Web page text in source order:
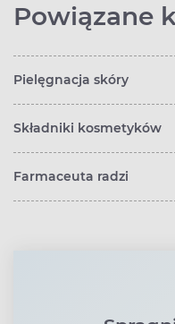
Powiązane
Pielęgnacja skóry
Składniki kosmetyków
Farmaceuta radzi